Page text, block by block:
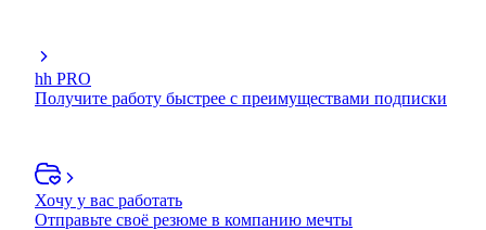
hh PRO
Получите работу быстрее с преимуществами подписки
Хочу у вас работать
Отправьте своё резюме в компанию мечты